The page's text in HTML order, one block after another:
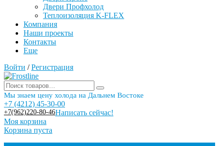
Двери Профхолод
Теплоизоляция K-FLEX
Компания
Наши проекты
Контакты
Еще
Войти / Регистрация
Мы знаем цену холода на Дальнем Востоке
+7 (4212) 45-30-00
+7(962)220-80-46Написать сейчас!
Моя корзина
Корзина пуста